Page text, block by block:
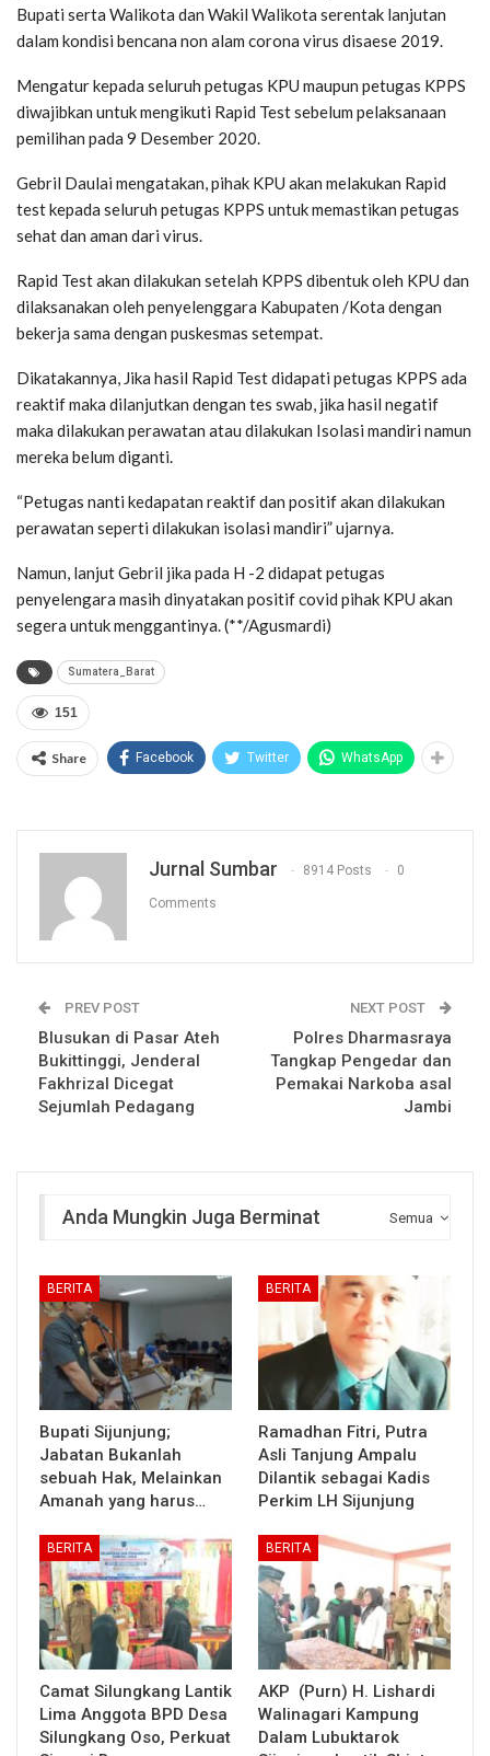
Bupati serta Walikota dan Wakil Walikota serentak lanjutan
dalam kondisi bencana non alam corona virus disaese 2019.
Mengatur kepada seluruh petugas KPU maupun petugas KPPS
diwajibkan untuk mengikuti Rapid Test sebelum pelaksanaan
pemilihan pada 9 Desember 2020.
Gebril Daulai mengatakan, pihak KPU akan melakukan Rapid
test kepada seluruh petugas KPPS untuk memastikan petugas
sehat dan aman dari virus.
Rapid Test akan dilakukan setelah KPPS dibentuk oleh KPU dan
dilaksanakan oleh penyelenggara Kabupaten /Kota dengan
bekerja sama dengan puskesmas setempat.
Dikatakannya, Jika hasil Rapid Test didapati petugas KPPS ada
reaktif maka dilanjutkan dengan tes swab, jika hasil negatif
maka dilakukan perawatan atau dilakukan Isolasi mandiri namun
mereka belum diganti.
“Petugas nanti kedapatan reaktif dan positif akan dilakukan
perawatan seperti dilakukan isolasi mandiri” ujarnya.
Namun, lanjut Gebril jika pada H -2 didapat petugas
penyelengara masih dinyatakan positif covid pihak KPU akan
segera untuk menggantinya. (**/Agusmardi)
Sumatera_Barat
151
Share Facebook Twitter WhatsApp
Jurnal Sumbar 8914 Posts 0
Comments
PREV POST
Blusukan di Pasar Ateh
Bukittinggi, Jenderal
Fakhrizal Dicegat
Sejumlah Pedagang
NEXT POST
Polres Dharmasraya
Tangkap Pengedar dan
Pemakai Narkoba asal
Jambi
Semua
Anda Mungkin Juga Berminat
BERITA
Bupati Sijunjung;
Jabatan Bukanlah
sebuah Hak, Melainkan
Amanah yang harus…
BERITA
Ramadhan Fitri, Putra
Asli Tanjung Ampalu
Dilantik sebagai Kadis
Perkim LH Sijunjung
BERITA
Camat Silungkang Lantik
Lima Anggota BPD Desa
Silungkang Oso, Perkuat
BERITA
AKP (Purn) H. Lishardi
Walinagari Kampung
Dalam Lubuktarok